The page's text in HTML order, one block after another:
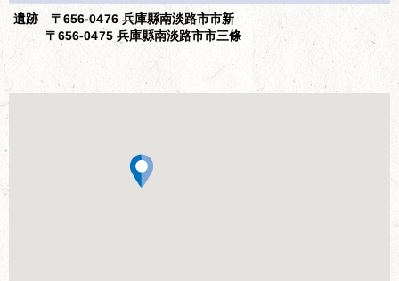
遺跡 〒656-0476 兵庫縣南淡路市市新
〒656-0475 兵庫縣南淡路市市三條